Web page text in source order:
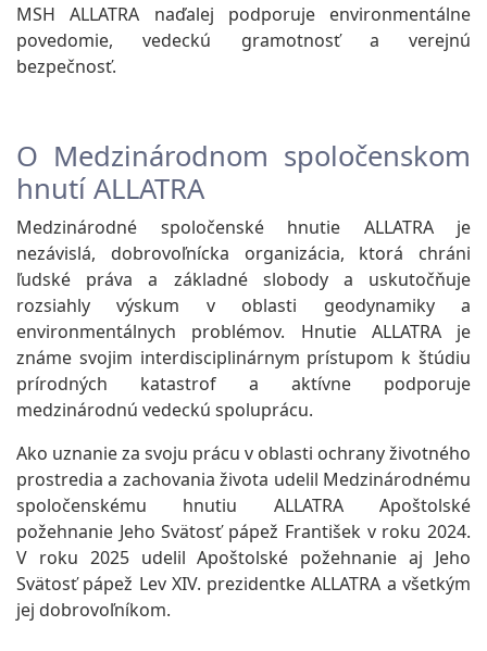
MSH ALLATRA naďalej podporuje environmentálne
povedomie, vedeckú gramotnosť a verejnú
bezpečnosť.
O Medzinárodnom spoločenskom
hnutí ALLATRA
Medzinárodné spoločenské hnutie ALLATRA je
nezávislá, dobrovoľnícka organizácia, ktorá chráni
ľudské práva a základné slobody a uskutočňuje
rozsiahly výskum v oblasti geodynamiky a
environmentálnych problémov. Hnutie ALLATRA je
známe svojim interdisciplinárnym prístupom k štúdiu
prírodných katastrof a aktívne podporuje
medzinárodnú vedeckú spoluprácu.
Ako uznanie za svoju prácu v oblasti ochrany životného
prostredia a zachovania života udelil Medzinárodnému
spoločenskému hnutiu ALLATRA Apoštolské
požehnanie Jeho Svätosť pápež František v roku 2024.
V roku 2025 udelil Apoštolské požehnanie aj Jeho
Svätosť pápež Lev XIV. prezidentke ALLATRA a všetkým
jej dobrovoľníkom.